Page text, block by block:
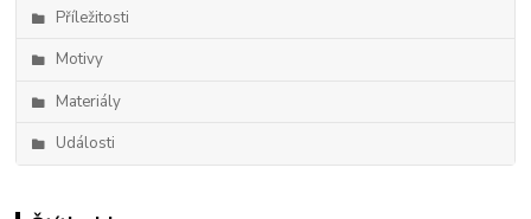
Příležitosti
Motivy
Materiály
Události